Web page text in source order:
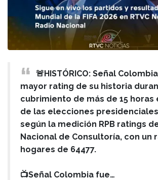
🚨HISTÓRICO: Señal
mayor rating de su historia
cubrimiento de más de 15 horas
de las elecciones presidenciales
según la medición RPB ratings
Nacional de Consultoría, con un
hogares de 64477.
📺Señal Colombia fue…